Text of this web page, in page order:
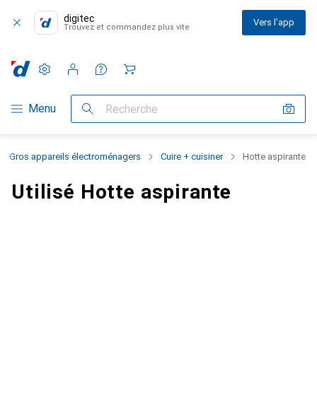
digitec
Trouvez et commandez plus vite Vers l'app
Navigation par catégorie
Menu Recherche
Paramètres
Compte client
Listes de comparaison
Listes d'envies
Panier
Gros appareils électroménagers Cuire + cuisiner Hotte aspirante
Utilisé Hotte aspirante